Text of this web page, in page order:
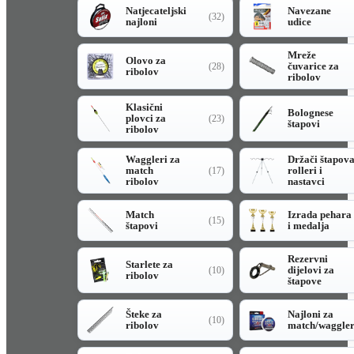
Natjecateljski
najloni
(32)
Navezane
udice
Olovo za
ribolov
(28)
Mreže
čuvarice za
ribolov
Klasični
plovci za
ribolov
(23)
Bolognese
štapovi
Waggleri za
match
ribolov
(17)
Držači štapova
rolleri i
nastavci
Match
štapovi
(15)
Izrada pehara
i medalja
Starlete za
ribolov
(10)
Rezervni
dijelovi za
štapove
Šteke za
ribolov
(10)
Najloni za
match/waggler